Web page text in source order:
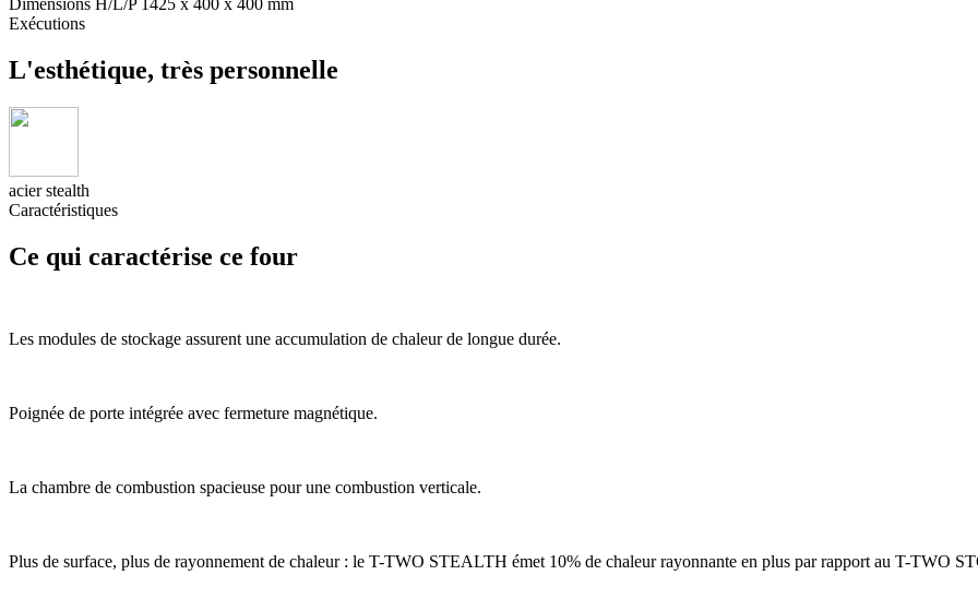
Exécutions
L'esthétique, très personnelle
acier stealth
Caractéristiques
Ce qui caractérise ce four
Les modules de stockage assurent une accumulation de chaleur de longue durée.
Poignée de porte intégrée avec fermeture magnétique.
La chambre de combustion spacieuse pour une combustion verticale.
Plus de surface, plus de rayonnement de chaleur : le T-TWO STEALTH émet 10% de chaleur rayonnante en plus par rapport au T-TWO